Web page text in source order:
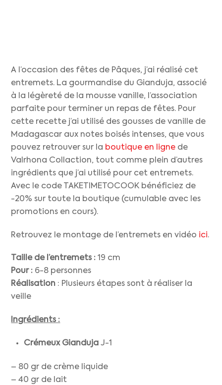
A l’occasion des fêtes de Pâques, j’ai réalisé cet
entremets. La gourmandise du Gianduja, associé
à la légèreté de la mousse vanille, l’association
parfaite pour terminer un repas de fêtes. Pour
cette recette j’ai utilisé des gousses de vanille de
Madagascar aux notes boisés intenses, que vous
pouvez retrouver sur la boutique en ligne de
Valrhona Collaction, tout comme plein d’autres
ingrédients que j’ai utilisé pour cet entremets.
Avec le code TAKETIMETOCOOK bénéficiez de
-20% sur toute la boutique (cumulable avec les
promotions en cours).
Retrouvez le montage de l’entremets en vidéo ici.
Taille de l’entremets : 19 cm
Pour : 6-8 personnes
Réalisation : Plusieurs étapes sont à réaliser la
veille
Ingrédients :
Crémeux Gianduja J-1
– 80 gr de crème liquide
– 40 gr de lait